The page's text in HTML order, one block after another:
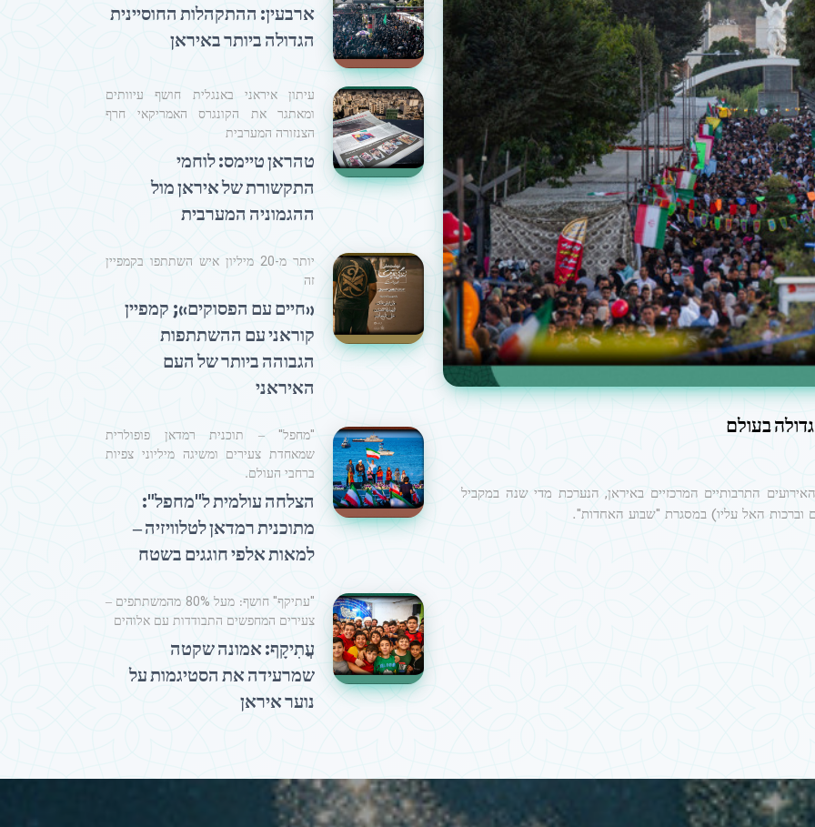
בעולם
התרבותיים המרכזיים באיראן, הנערכת מדי שנה במקביל
האל עליו) במסגרת "שבוע האחדות".
ארבעין: ההתקהלות החוסיינית
הגדולה ביותר באיראן
עיתון איראני באנגלית חושף עיוותים
ומאתגר את הקונגרס האמריקאי חרף
הצנזורה המערבית
טהראן טיימס: לוחמי
התקשורת של איראן מול
ההגמוניה המערבית
יותר מ-20 מיליון איש השתתפו בקמפיין
זה
«חיים עם הפסוקים»; קמפיין
קוראני עם ההשתתפות
הגבוהה ביותר של העם
האיראני
"מחפל" – תוכנית רמדאן פופולרית
שמאחדת צעירים ומשיגה מיליוני צפיות
ברחבי העולם.
הצלחה עולמית ל"מחפל":
מתוכנית רמדאן לטלוויזיה –
למאות אלפי חוגגים בשטח
"עתיקף" חושף: מעל 80% מהמשתתפים –
צעירים המחפשים התבודדות עם אלוהים
עֲתִיקָף: אמונה שקטה
שמרעידה את הסטיגמות על
נוער איראן